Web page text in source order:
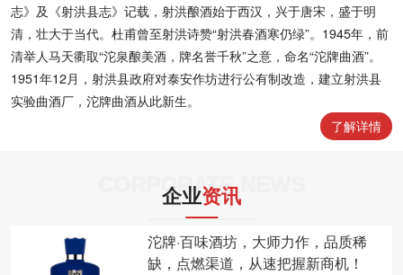
志》及《射洪县志》记载，射洪酿酒始于西汉，兴于唐宋，盛于明
清，壮大于当代。杜甫曾至射洪诗赞“射洪春酒寒仍绿”。1945年，前
清举人马天衢取“沱泉酿美酒，牌名誉千秋”之意，命名“沱牌曲酒”。
1951年12月，射洪县政府对泰安作坊进行公有制改造，建立射洪县
实验曲酒厂，沱牌曲酒从此新生。
了解详情
CORPORATE NEWS
企业资讯
沱牌·百味酒坊，大师力作，品质稀
缺，点燃渠道，从速把握新商机！